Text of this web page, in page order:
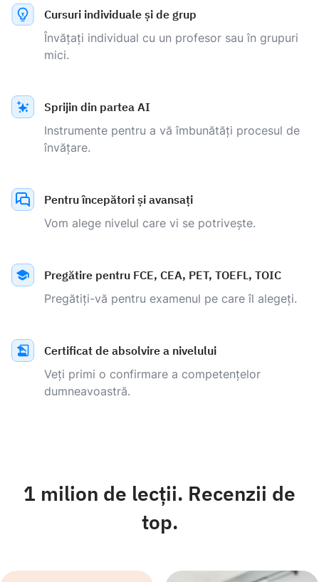
Cursuri individuale și de grup
Învățați individual cu un profesor sau în grupuri
mici.
Sprijin din partea AI
Instrumente pentru a vă îmbunătăți procesul de
învățare.
Pentru începători și avansați
Vom alege nivelul care vi se potrivește.
Pregătire pentru FCE, CEA, PET, TOEFL, TOIC
Pregătiți-vă pentru examenul pe care îl alegeți.
Certificat de absolvire a nivelului
Veți primi o confirmare a competențelor
dumneavoastră.
1 milion de lecții. Recenzii de
top.